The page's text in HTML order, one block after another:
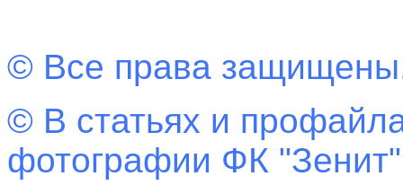
© Все права
© В статьях и
фотографии ФК